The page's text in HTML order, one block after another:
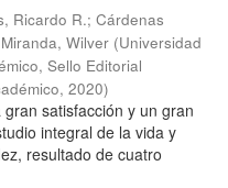
Ricardo R.; Cárdenas
Wilver (Universidad
Sello Editorial
, 2020)
satisfacción y un gran
integral de la vida y
resultado de cuatro